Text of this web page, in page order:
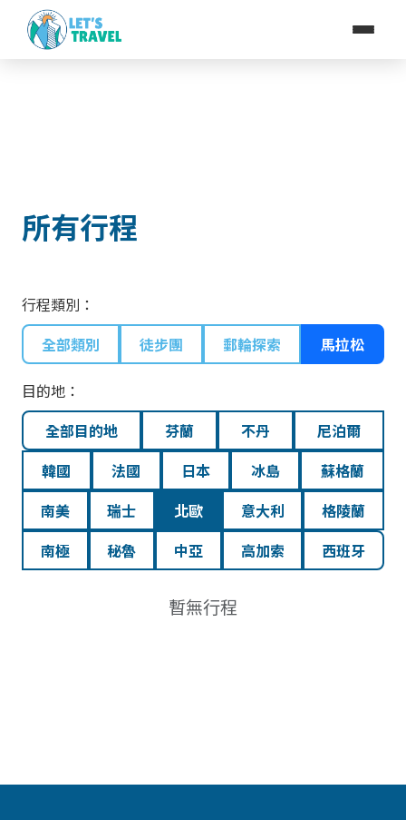
所有行程
行程類別：
全部類別
徒步團 郵輪探索 馬拉松
目的地：
全部目的地
芬蘭 不丹
尼泊爾
韓國
法國 日本 冰島
蘇格蘭
南美
瑞士 北歐 意大利
格陵蘭
南極
秘魯 中亞 高加索 西班牙
暫無行程